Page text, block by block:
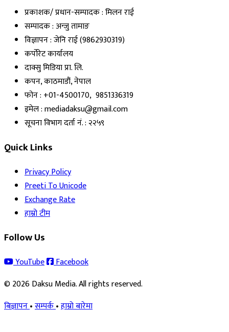
प्रकाशक/ प्रधान-सम्पादक : मिलन राई
सम्पादक : अन्जु तामाङ
विज्ञापन : जेनि राई (9862930319)
कर्पोरेट कार्यालय
दाक्सु मिडिया प्रा. लि.
कपन, काठमाडौं, नेपाल
फोन : +01-4500170, 9851336319
इमेल : mediadaksu@gmail.com
सूचना विभाग दर्ता नं. : २२५९
Quick Links
Privacy Policy
Preeti To Unicode
Exchange Rate
हाम्रो टीम
Follow Us
YouTube
Facebook
© 2026 Daksu Media. All rights reserved.
बिज्ञापन•सम्पर्क•हाम्रो बारेमा